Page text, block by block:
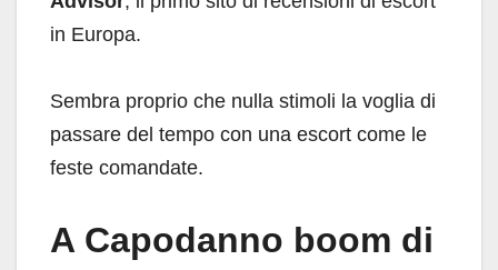
in Europa.
Sembra proprio che nulla stimoli la voglia di
passare del tempo con una escort come le
feste comandate.
A Capodanno boom di